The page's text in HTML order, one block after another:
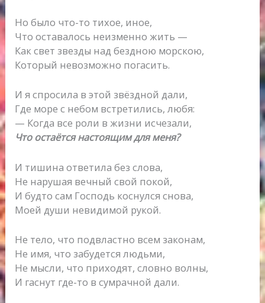
Но было что-то тихое, иное,
Что оставалось неизменно жить —
Как свет звезды над бездною морскою,
Который невозможно погасить.
И я спросила в этой звёздной дали,
Где море с небом встретились, любя:
— Когда все роли в жизни исчезали,
Что остаётся настоящим для меня?
И тишина ответила без слова,
Не нарушая вечный свой покой,
И будто сам Господь коснулся снова,
Моей души невидимой рукой.
Не тело, что подвластно всем законам,
Не имя, что забудется людьми,
Не мысли, что приходят, словно волны,
И гаснут где-то в сумрачной дали.